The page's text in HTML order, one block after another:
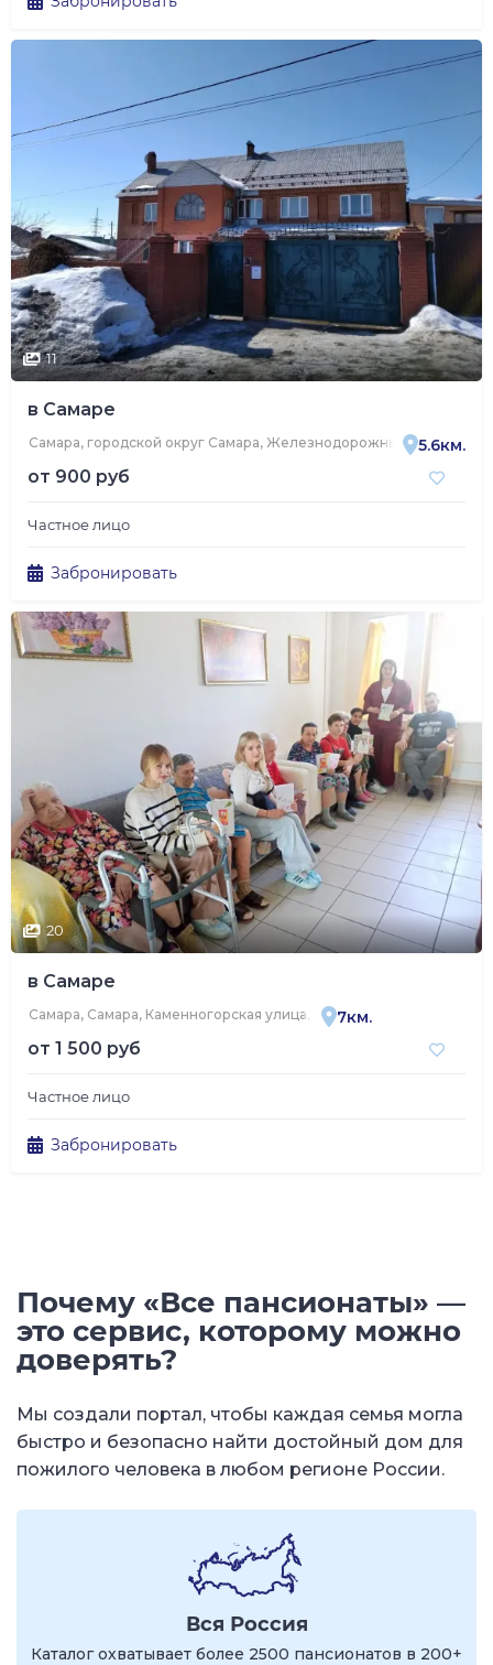
11
в Самаре
Самара, городской округ Самара, Железнодорожный район,
5.6км.
от 900 руб
Частное лицо
Забронировать
20
в Самаре
Самара, Самара, Каменногорская улица, 6 7км.
от 1 500 руб
Частное лицо
Забронировать
Почему «Все пансионаты» —
это сервис, которому можно
доверять?
Мы создали портал, чтобы каждая семья могла
быстро и безопасно найти достойный дом для
пожилого человека в любом регионе России.
Вся Россия
Каталог охватывает более 2500 пансионатов в 200+